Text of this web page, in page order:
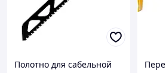
Полотно для сабельной